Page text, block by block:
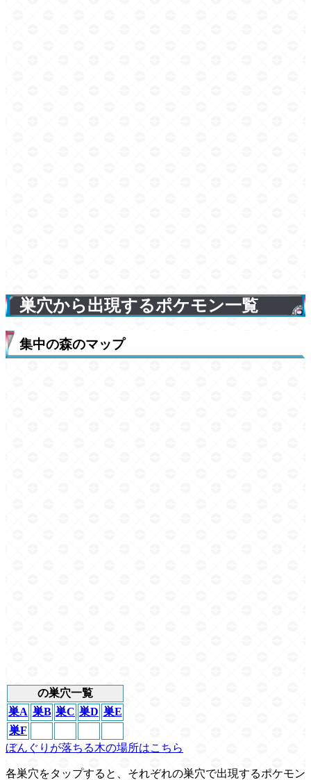
巣穴から出現するポケモン一覧
集中の森のマップ
の巣穴一覧
巣A 巣B 巣C 巣D 巣E
巣F
ぼんぐりが落ちる木の場所はこちら
各巣穴をタップすると、それぞれの巣穴で出現するポケモン